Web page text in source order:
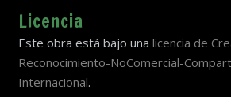
Licencia
Este obra está bajo una licencia de
Reconocimiento-NoComercial-
Internacional.